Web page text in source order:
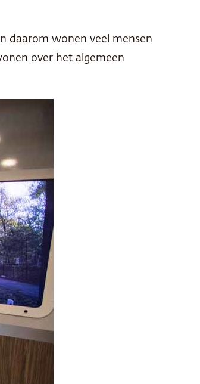
daarom wonen veel mensen
over het algemeen